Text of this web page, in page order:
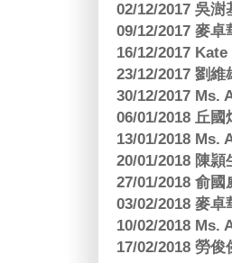
02/12/2017 吳
09/12/2017 麥
16/12/2017
23/12/2017 劉
30/12/2017 Ms.
06/01/2018 丘
13/01/2018 Ms.
20/01/2018 陳
27/01/2018 俞
03/02/2018 麥
10/02/2018 Ms.
17/02/2018 勞